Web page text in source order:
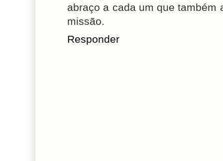
abraço a cada um que também
missão.
Responder